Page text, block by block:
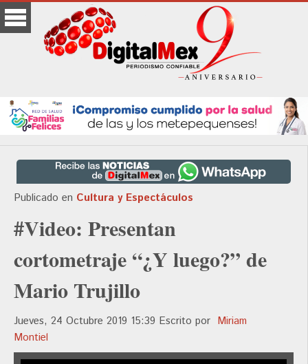
Publicado en Cultura y Espectáculos
#Video: Presentan
cortometraje “¿Y luego?” de
Mario Trujillo
Jueves, 24 Octubre 2019 15:39 Escrito por Miriam
Montiel